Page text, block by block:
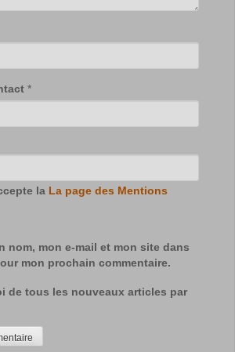
*
la La page des Mentions
nom, mon e-mail et mon site dans
mon prochain commentaire.
de tous les nouveaux articles par